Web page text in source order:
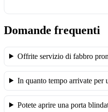
Domande frequenti
Offrite servizio di fabbro
In quanto tempo arrivate per
Potete aprire una porta